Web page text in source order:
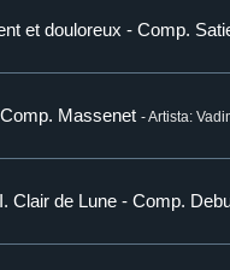
et douloreux - Comp.
Massenet - Artista:
Clair de Lune - Comp.